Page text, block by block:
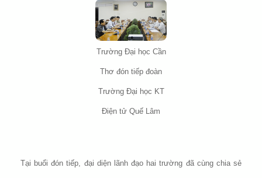
Trường Đại học Cần
Thơ đón tiếp đoàn
Trường Đại học KT
Điện tử Quế Lâm
Tại buổi đón tiếp, đại diện lãnh đạo hai trường đã cùng chia sẻ